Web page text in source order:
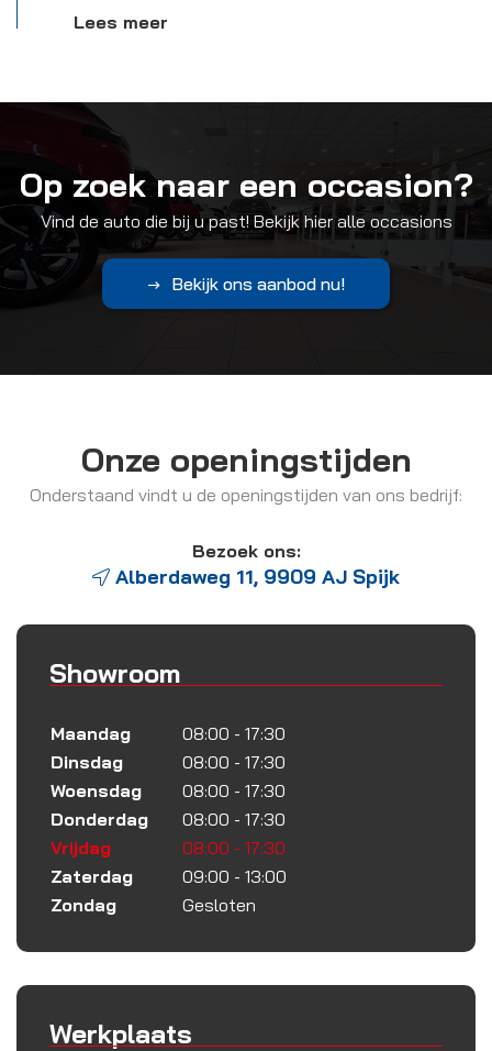
Lees meer
Op zoek naar een occasion?
Vind de auto die bij u past! Bekijk hier alle occasions
Bekijk ons aanbod nu!
Onze openingstijden
Onderstaand vindt u de openingstijden van ons bedrijf:
Bezoek ons:
Alberdaweg 11, 9909 AJ Spijk
Showroom
Maandag
08:00 - 17:30
Dinsdag
08:00 - 17:30
Woensdag
08:00 - 17:30
Donderdag
08:00 - 17:30
Vrijdag
08:00 - 17:30
Zaterdag
09:00 - 13:00
Zondag
Gesloten
Werkplaats